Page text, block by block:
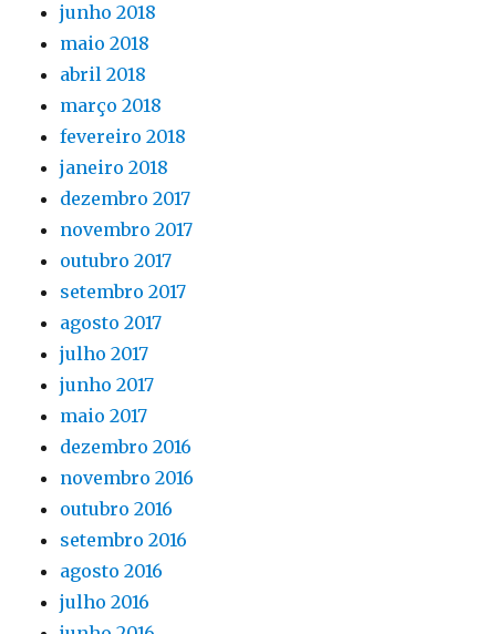
junho 2018
maio 2018
abril 2018
março 2018
fevereiro 2018
janeiro 2018
dezembro 2017
novembro 2017
outubro 2017
setembro 2017
agosto 2017
julho 2017
junho 2017
maio 2017
dezembro 2016
novembro 2016
outubro 2016
setembro 2016
agosto 2016
julho 2016